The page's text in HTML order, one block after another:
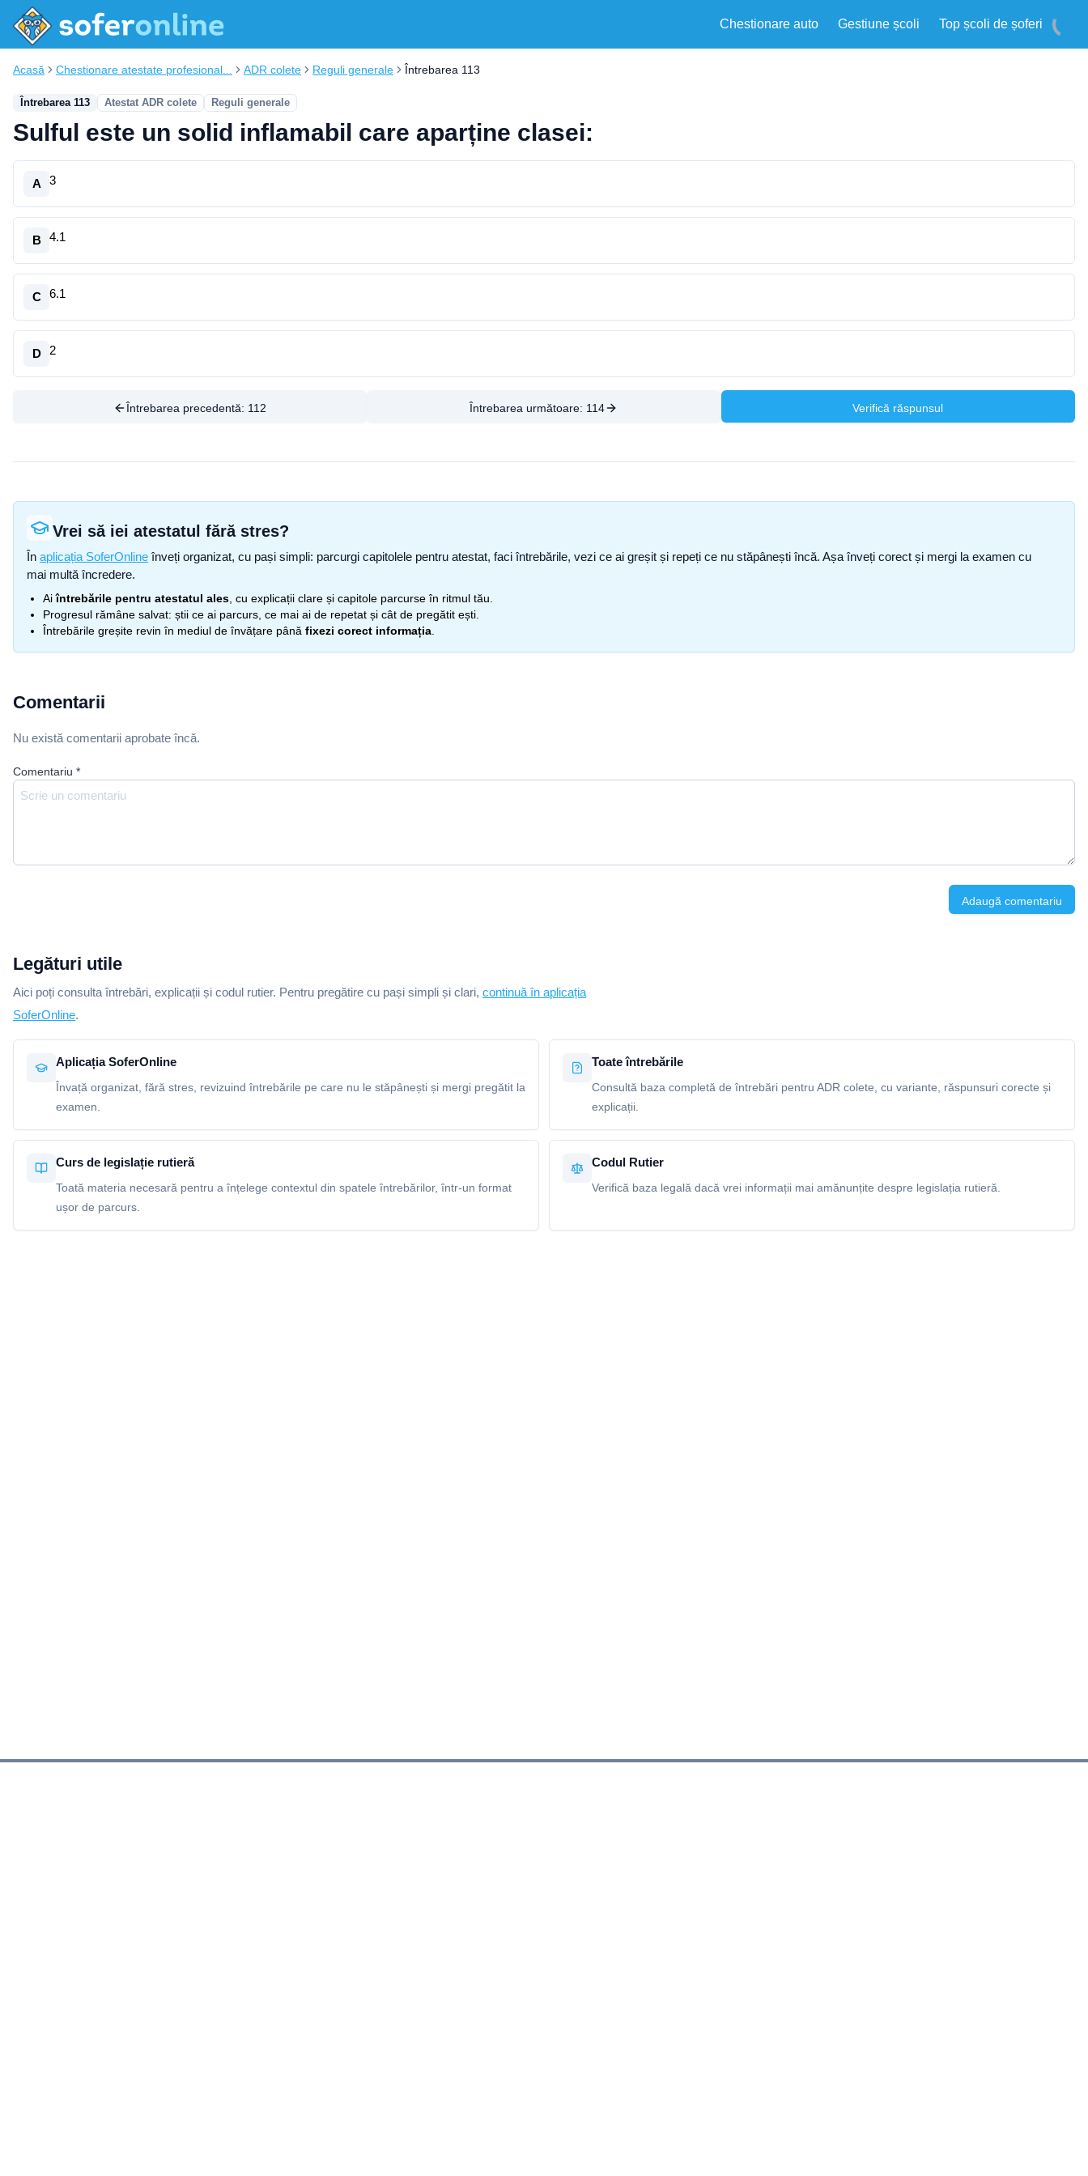
Chestionare auto Gestiune școli Top școli de șoferi
Acasă Chestionare atestate profesional... ADR colete Reguli generale Întrebarea 113
Întrebarea 113 Atestat ADR colete Reguli generale
Sulful este un solid inflamabil care aparține clasei:
A 3
B 4.1
C 6.1
D 2
Întrebarea precedentă: 112 Întrebarea următoare: 114 Verifică răspunsul
Vrei să iei atestatul fără stres?
În aplicația SoferOnline înveți organizat, cu pași simpli: parcurgi capitolele pentru atestat, faci întrebările, vezi ce ai greșit și repeți ce nu stăpânești încă. Așa înveți corect și mergi la examen cu
mai multă încredere.
Aiîntrebările pentru atestatul ales , cu explicații clare și capitole parcurse în ritmul tău.
Progresul rămâne salvat: știi ce ai parcurs, ce mai ai de repetat și cât de pregătit ești.
Întrebările greșite revin în mediul de învățare până fixezi corect informația
Comentarii
Nu există comentarii aprobate încă.
Comentariu *
Adaugă comentariu
Legături utile
Aici poți consulta întrebări, explicații și codul rutier. Pentru pregătire cu pași simpli și clari, continuă în aplicația
SoferOnline.
Aplicația SoferOnline
Învață organizat, fără stres, revizuind întrebările pe care nu le stăpânești și mergi pregătit la
examen.
Toate întrebările
Consultă baza completă de întrebări pentru ADR colete, cu variante, răspunsuri corecte și
explicații.
Curs de legislație rutieră
Toată materia necesară pentru a înțelege contextul din spatele întrebărilor, într-un format
ușor de parcurs.
Codul Rutier
Verifică baza legală dacă vrei informații mai amănunțite despre legislația rutieră.